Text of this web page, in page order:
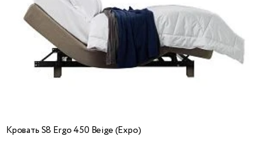
Кровать S8 Ergo 450 Beige (Expo)